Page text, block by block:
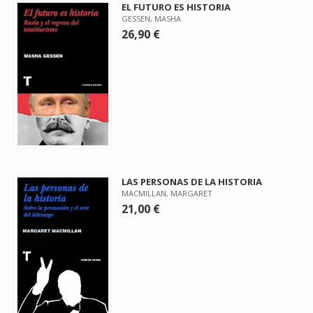
EL FUTURO ES HISTORIA
GESSEN, MASHA
26,90 €
LAS PERSONAS DE LA HISTORIA
MACMILLAN, MARGARET
21,00 €